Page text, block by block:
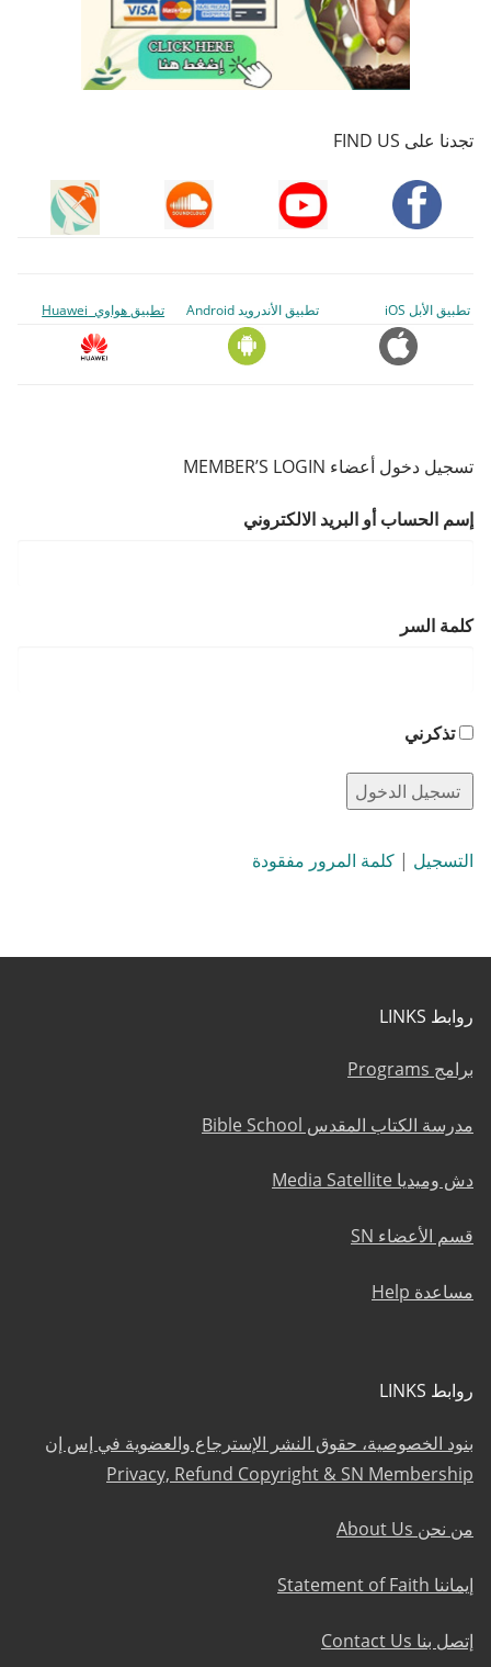
تجدنا على FIND US
تطبيق الأبل iOS تطبيق الأندرويد Android تطبيق هواوي Huawei
تسجيل دخول أعضاء MEMBER’S LOGIN
إسم الحساب أو البريد الالكتروني
كلمة السر
تذكرني
التسجيل | كلمة المرور مفقودة
روابط LINKS
برامج Programs
مدرسة الكتاب المقدس Bible School
دش وميديا Media Satellite
قسم الأعضاء SN
مساعدة Help
روابط LINKS
بنود الخصوصية، حقوق النشر الإسترجاع والعضوية في إس إن
Privacy, Refund Copyright & SN Membership
من نحن About Us
إيماننا Statement of Faith
إتصل بنا Contact Us